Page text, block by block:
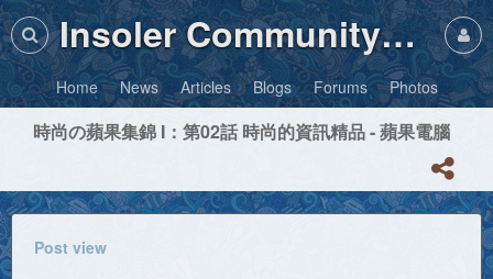
Insoler Community・Photos
Home News Articles Blogs Forums Photos
時尚の蘋果集錦 I：第02話 時尚的資訊精品 - 蘋果電腦
Post view